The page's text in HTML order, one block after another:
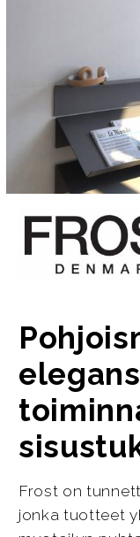
Frost on
jonka tuotteet